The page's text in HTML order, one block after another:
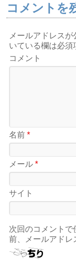
コメントを
メールアドレスが
いている欄は必須
コメント
名前*
メール*
サイト
次回のコメントで
前、メールアドレ